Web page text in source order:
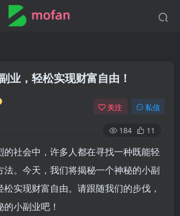
业，轻松实现财富自由！
关注 私信
184 11
的社会中，许多人都在寻找一种既能轻
法。今天，我们将揭秘一个神秘的小副
实现财富自由。请跟随我们的步伐，
小副业吧！